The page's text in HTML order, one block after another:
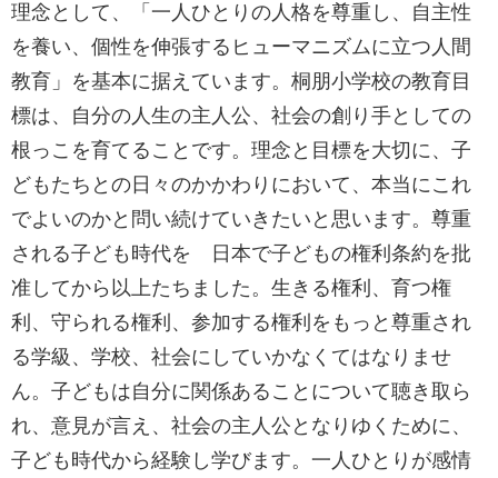
理念として、「一人ひとりの人格を尊重し、自主性
を養い、個性を伸張するヒューマニズムに立つ人間
教育」を基本に据えています。桐朋小学校の教育目
標は、自分の人生の主人公、社会の創り手としての
根っこを育てることです。理念と目標を大切に、子
どもたちとの日々のかかわりにおいて、本当にこれ
でよいのかと問い続けていきたいと思います。尊重
される子ども時代を 日本で子どもの権利条約を批
准してから以上たちました。生きる権利、育つ権
利、守られる権利、参加する権利をもっと尊重され
る学級、学校、社会にしていかなくてはなりませ
ん。子どもは自分に関係あることについて聴き取ら
れ、意見が言え、社会の主人公となりゆくために、
子ども時代から経験し学びます。一人ひとりが感情